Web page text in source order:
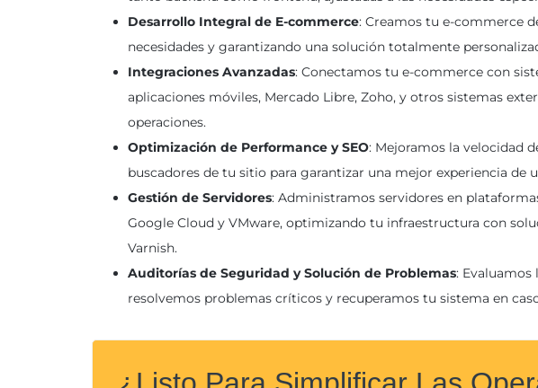
Desarrollo Integral de E-commerce: Creamos tu e-commerce
necesidades y garantizando una solución totalmente
Integraciones Avanzadas: Conectamos tu e-commerce con
aplicaciones móviles, Mercado Libre, Zoho, y otros sistemas
operaciones.
Optimización de Performance y SEO: Mejoramos la velocidad
buscadores de tu sitio para garantizar una mejor experiencia de
Gestión de Servidores: Administramos servidores en
Google Cloud y VMware, optimizando tu infraestructura con
Varnish.
Auditorías de Seguridad y Solución de Problemas: Evaluamos
resolvemos problemas críticos y recuperamos tu sistema en